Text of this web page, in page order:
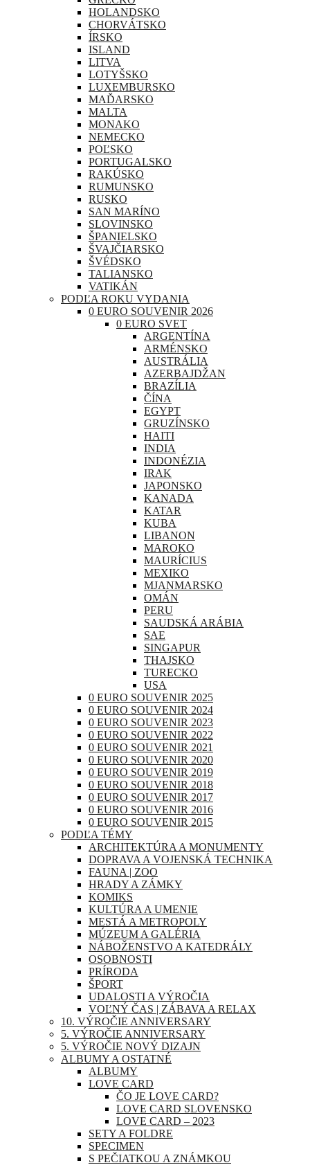
HOLANDSKO
CHORVÁTSKO
ÍRSKO
ISLAND
LITVA
LOTYŠSKO
LUXEMBURSKO
MAĎARSKO
MALTA
MONAKO
NEMECKO
POĽSKO
PORTUGALSKO
RAKÚSKO
RUMUNSKO
RUSKO
SAN MARÍNO
SLOVINSKO
ŠPANIELSKO
ŠVAJČIARSKO
ŠVÉDSKO
TALIANSKO
VATIKÁN
PODĽA ROKU VYDANIA
0 EURO SOUVENIR 2026
0 EURO SVET
ARGENTÍNA
ARMÉNSKO
AUSTRÁLIA
AZERBAJDŽAN
BRAZÍLIA
ČÍNA
EGYPT
GRUZÍNSKO
HAITI
INDIA
INDONÉZIA
IRAK
JAPONSKO
KANADA
KATAR
KUBA
LIBANON
MAROKO
MAURÍCIUS
MEXIKO
MJANMARSKO
OMÁN
PERU
SAUDSKÁ ARÁBIA
SAE
SINGAPUR
THAJSKO
TURECKO
USA
0 EURO SOUVENIR 2025
0 EURO SOUVENIR 2024
0 EURO SOUVENIR 2023
0 EURO SOUVENIR 2022
0 EURO SOUVENIR 2021
0 EURO SOUVENIR 2020
0 EURO SOUVENIR 2019
0 EURO SOUVENIR 2018
0 EURO SOUVENIR 2017
0 EURO SOUVENIR 2016
0 EURO SOUVENIR 2015
PODĽA TÉMY
ARCHITEKTÚRA A MONUMENTY
DOPRAVA A VOJENSKÁ TECHNIKA
FAUNA | ZOO
HRADY A ZÁMKY
KOMIKS
KULTÚRA A UMENIE
MESTÁ A METROPOLY
MÚZEUM A GALÉRIA
NÁBOŽENSTVO A KATEDRÁLY
OSOBNOSTI
PRÍRODA
ŠPORT
UDALOSTI A VÝROČIA
VOĽNÝ ČAS | ZÁBAVA A RELAX
10. VÝROČIE ANNIVERSARY
5. VÝROČIE ANNIVERSARY
5. VÝROČIE NOVÝ DIZAJN
ALBUMY A OSTATNÉ
ALBUMY
LOVE CARD
ČO JE LOVE CARD?
LOVE CARD SLOVENSKO
LOVE CARD – 2023
SETY A FOLDRE
SPECIMEN
S PEČIATKOU A ZNÁMKOU